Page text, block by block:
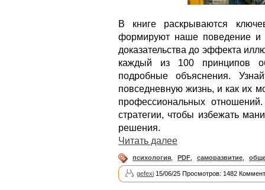
В книге раскрываются
формируют наше поведение и
доказательства до эффекта
каждый из 100 принципов
подробные объяснения.
повседневную жизнь, и как их
профессиональных
стратегии, чтобы избежать
решения.
Читать далее
психология PDF саморазвитие
gefexi 15/06/25 Просмотров: 1482